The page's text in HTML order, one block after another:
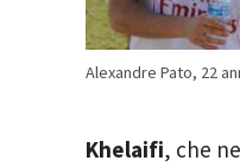
Alexandre Pato, 22
Khelaifi, che